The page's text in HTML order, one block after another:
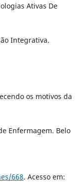
Ativas De
Integrativa.
os motivos da
Enfermagem. Belo
668. Acesso em: